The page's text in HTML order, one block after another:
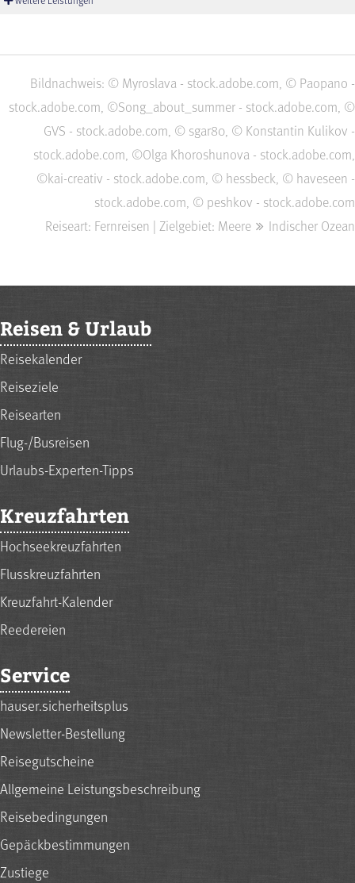
Bildnachweis: © Myroslava - stock.adobe.com, © Paopano -
stock.adobe.com, ©Song_about_summer - stock.adobe.com, ©
GVS - stock.adobe.com, © sgar80, © Konstantin Kulikov -
stock.adobe.com, ©Olga Khoroshunova - stock.adobe.com,
©kai-creativ - stock.adobe.com, © hessbeck, © haveseen -
stock.adobe.com, © peshkov - stock.adobe.com
Reiseart: Fernreisen | Zielgebiet: Meere
Indischer Ozean
Reisen & Urlaub
Reisekalender
Reiseziele
Reisearten
Flug-/Busreisen
Urlaubs-Experten-Tipps
Kreuzfahrten
Hochseekreuzfahrten
Flusskreuzfahrten
Kreuzfahrt-Kalender
Reedereien
Service
hauser.sicherheitsplus
Newsletter-Bestellung
Reisegutscheine
Allgemeine Leistungsbeschreibung
Reisebedingungen
Gepäckbestimmungen
Zustiege